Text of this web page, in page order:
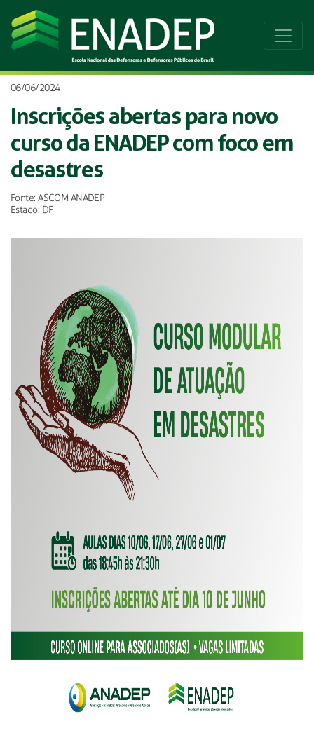
06/06/2024
Inscrições abertas para novo
curso da ENADEP com foco em
desastres
Fonte: ASCOM ANADEP
Estado: DF